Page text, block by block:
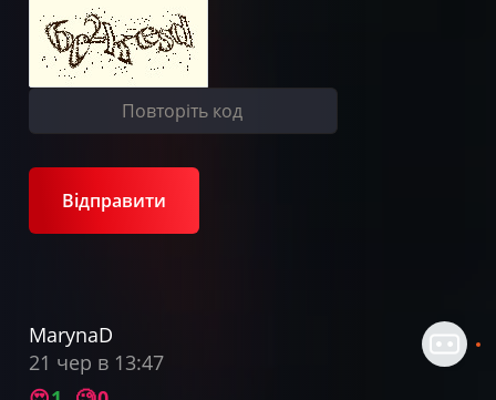
Відправити
MarynaD
21 чер в 13:47